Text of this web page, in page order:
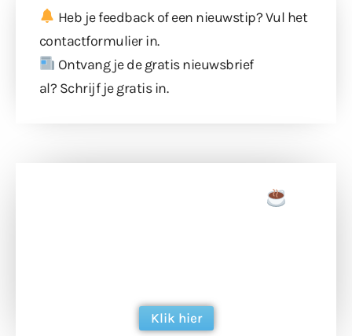
Heb je feedback of een nieuwstip? Vul het
contactformulierin.
Ontvang je de gratis nieuwsbrief
al? Schrijf je gratis in.
Klik hier